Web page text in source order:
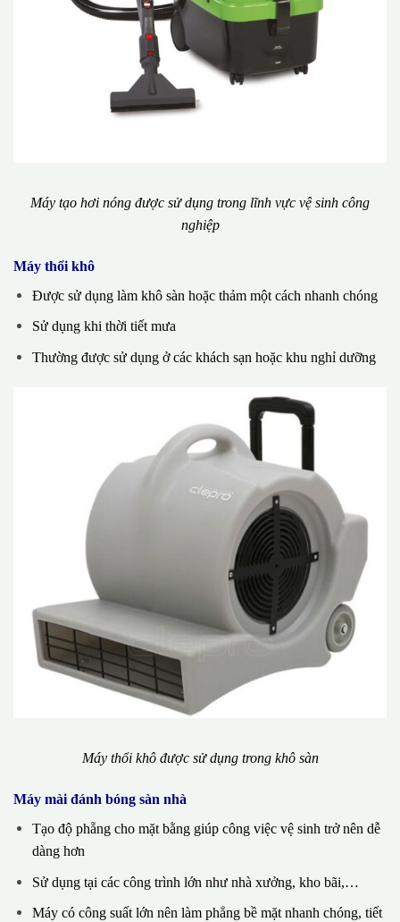
Máy tạo hơi nóng được sử dụng trong lĩnh vực vệ sinh công
nghiệp
Máy thổi khô
Được sử dụng làm khô sàn hoặc thảm một cách nhanh chóng
Sử dụng khi thời tiết mưa
Thường được sử dụng ở các khách sạn hoặc khu nghỉ dưỡng
Máy thổi khô được sử dụng trong khô sàn
Máy mài đánh bóng sàn nhà
Tạo độ phẵng cho mặt bằng giúp công việc vệ sinh trở nên dễ
dàng hơn
Sử dụng tại các công trình lớn như nhà xưởng, kho bãi,…
Máy có công suất lớn nên làm phẳng bề mặt nhanh chóng, tiết